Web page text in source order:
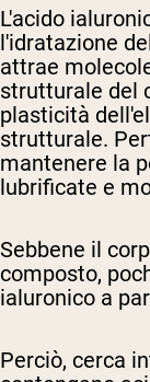
L'acido
l'idratazione
attrae
strutturale del
plasticità
strutturale.
mantenere la
lubrificate e
Sebbene il
composto,
ialuronico a
Perciò, cerca